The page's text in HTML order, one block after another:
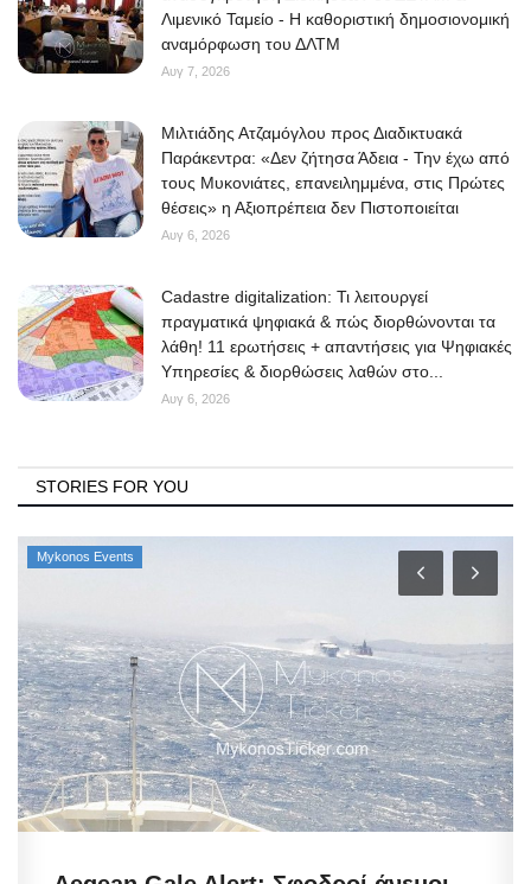
Λιμενικό Ταμείο - Η καθοριστική δημοσιονομική
αναμόρφωση του ΔΛΤΜ
Αυγ 7, 2026
Μιλτιάδης Ατζαμόγλου προς Διαδικτυακά
Παράκεντρα: «Δεν ζήτησα Άδεια - Την έχω από
τους Μυκονιάτες, επανειλημμένα, στις Πρώτες
θέσεις» η Αξιοπρέπεια δεν Πιστοποιείται
Αυγ 6, 2026
Cadastre digitalization: Τι λειτουργεί
πραγματικά ψηφιακά & πώς διορθώνονται τα
λάθη! 11 ερωτήσεις + απαντήσεις για Ψηφιακές
Υπηρεσίες & διορθώσεις λαθών στο...
Αυγ 6, 2026
STORIES FOR YOU
Mykonos Events